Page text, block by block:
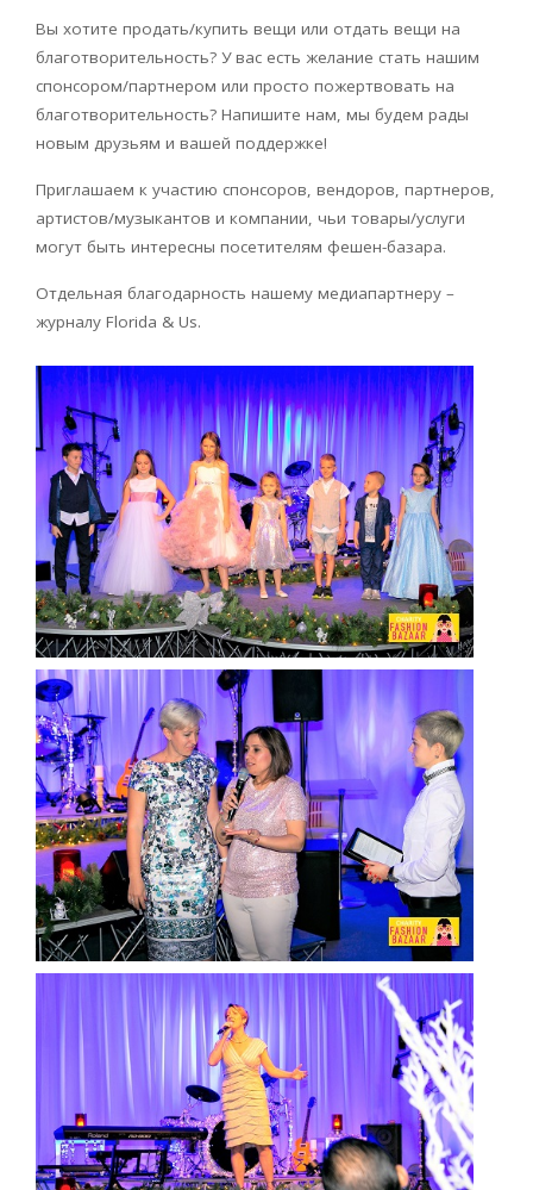
Вы xотите продать/купить вещи или отдать вещи на
благотворительность? У вас есть желание стать нашим
спонсором/партнером или просто пожертвовать на
благотворительность? Напишите нам, мы будем рады
новым друзьям и вашей поддержке!
Приглашаем к участию спонсоров, вендоров, партнеров,
артистов/музыкантов и компании, чьи товары/услуги
могут быть интересны посетителям фешен-базара.
Отдельная благодарность нашему медиапартнеру –
журналу Florida & Us.